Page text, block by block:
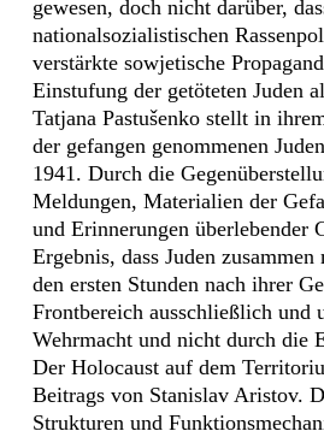
gewesen, doch nicht darüber,
nationalsozialistischen
verstärkte sowjetische
Einstufung der getöteten Juden
Tatjana Pastušenko stellt in
der gefangen genommenen
1941. Durch die
Meldungen, Materialien der
und Erinnerungen überlebender
Ergebnis, dass Juden
den ersten Stunden nach ihrer
Frontbereich ausschließlich und
Wehrmacht und nicht durch die
Der Holocaust auf dem
Beitrags von Stanislav Aristov.
Strukturen und